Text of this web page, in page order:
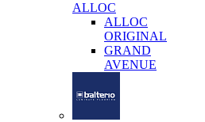
ALLOC
ALLOC
ORIGINAL
GRAND
AVENUE